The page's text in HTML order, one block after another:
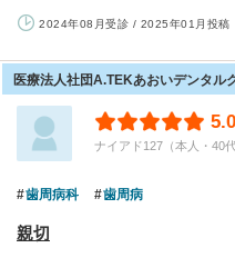
2024年08月受診 / 2025年01月投稿
医療法人社団A.TEKあおいデンタル
5.0
ナイアド127（本人・40
歯周病科 歯周病
親切